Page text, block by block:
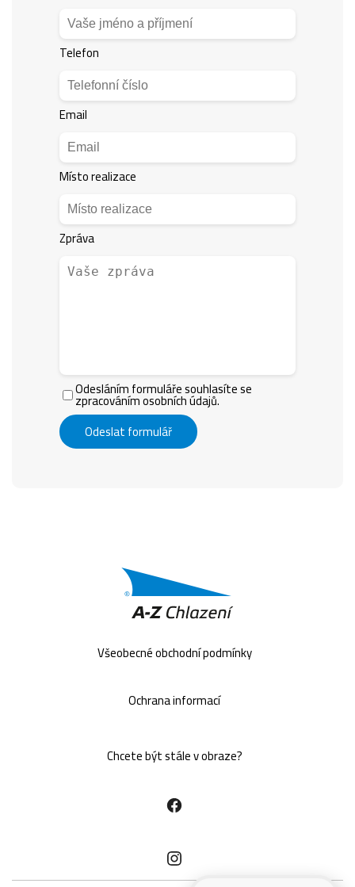
Telefon
Email
Místo realizace
Zpráva
Odesláním formuláře souhlasíte se
zpracováním osobních údajů.
Odeslat formulář
Všeobecné obchodní podmínky
Ochrana informací
Chcete být stále v obraze?